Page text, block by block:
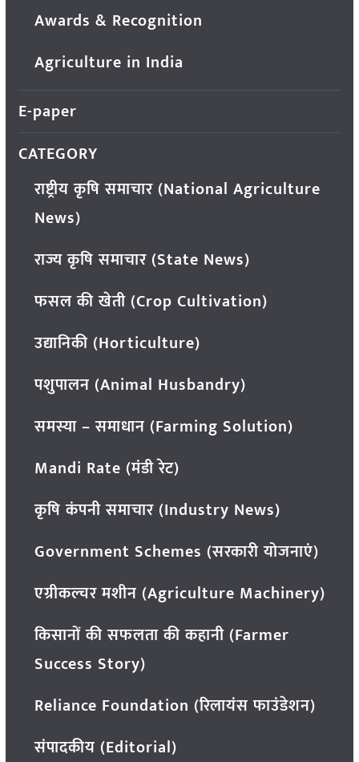
Awards & Recognition
Agriculture in India
E-paper
CATEGORY
राष्ट्रीय कृषि समाचार (National Agriculture
News)
राज्य कृषि समाचार (State News)
फसल की खेती (Crop Cultivation)
उद्यानिकी (Horticulture)
पशुपालन (Animal Husbandry)
समस्या – समाधान (Farming Solution)
Mandi Rate (मंडी रेट)
कृषि कंपनी समाचार (Industry News)
Government Schemes (सरकारी योजनाएं)
एग्रीकल्चर मशीन (Agriculture Machinery)
किसानों की सफलता की कहानी (Farmer
Success Story)
Reliance Foundation (रिलायंस फाउंडेशन)
संपादकीय (Editorial)